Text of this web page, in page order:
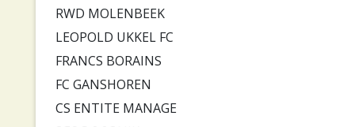
RWD MOLENBEEK
LEOPOLD UKKEL FC
FRANCS BORAINS
FC GANSHOREN
CS ENTITE MANAGE